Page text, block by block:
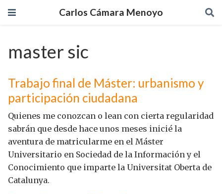
Carlos Cámara Menoyo
master sic
Trabajo final de Máster: urbanismo y
participación ciudadana
Quienes me conozcan o lean con cierta regularidad
sabrán que desde hace unos meses inicié la
aventura de matricularme en el Máster
Universitario en Sociedad de la Información y el
Conocimiento que imparte la Universitat Oberta de
Catalunya.